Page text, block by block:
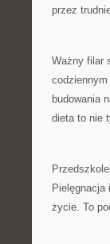
przez
Ważny filar
codziennym
budowania
dieta to nie
Pielęgnacja
życie. To